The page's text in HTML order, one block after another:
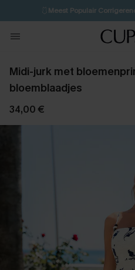
🩱Meest Populair
💌Abonneer je &
Koop 3, krijg 15%
Midi-jurk met
bloemblaadjes
34,00 €